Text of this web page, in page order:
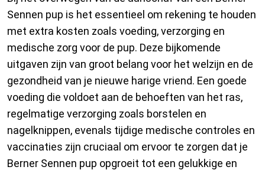
Sennen pup is het essentieel om rekening te houden
met extra kosten zoals voeding, verzorging en
medische zorg voor de pup. Deze bijkomende
uitgaven zijn van groot belang voor het welzijn en de
gezondheid van je nieuwe harige vriend. Een goede
voeding die voldoet aan de behoeften van het ras,
regelmatige verzorging zoals borstelen en
nagelknippen, evenals tijdige medische controles en
vaccinaties zijn cruciaal om ervoor te zorgen dat je
Berner Sennen pup opgroeit tot een gelukkige en